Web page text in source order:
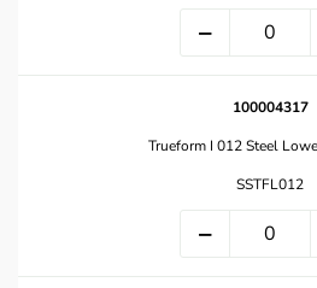
100004317
Trueform I 012 Steel
SSTFL012